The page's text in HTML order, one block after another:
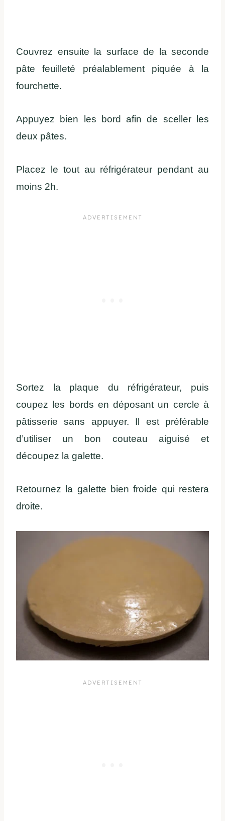
Couvrez ensuite la surface de la seconde
pâte feuilleté préalablement piquée à la
fourchette.
Appuyez bien les bord afin de sceller les
deux pâtes.
Placez le tout au réfrigérateur pendant au
moins 2h.
Sortez la plaque du réfrigérateur, puis
coupez les bords en déposant un cercle à
pâtisserie sans appuyer. Il est préférable
d’utiliser un bon couteau aiguisé et
découpez la galette.
Retournez la galette bien froide qui restera
droite.